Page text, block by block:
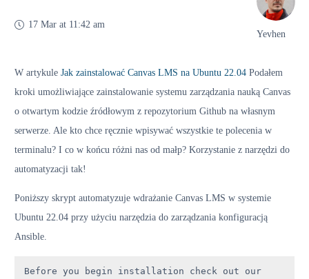
17 Mar at 11:42 am
Yevhen
W artykule Jak zainstalować Canvas LMS na Ubuntu 22.04 Podałem
kroki umożliwiające zainstalowanie systemu zarządzania nauką Canvas
o otwartym kodzie źródłowym z repozytorium Github na własnym
serwerze. Ale kto chce ręcznie wpisywać wszystkie te polecenia w
terminalu? I co w końcu różni nas od małp? Korzystanie z narzędzi do
automatyzacji tak!
Poniższy skrypt automatyzuje wdrażanie Canvas LMS w systemie
Ubuntu 22.04 przy użyciu narzędzia do zarządzania konfiguracją
Ansible.